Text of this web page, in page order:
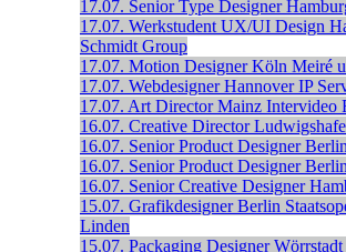
17.07. Senior Type Designer
17.07. Werkstudent UX/UI Design
Schmidt Group
17.07. Motion Designer Köln Meiré
17.07. Webdesigner Hannover IP
17.07. Art Director Mainz Intervideo
16.07. Creative Director
16.07. Senior Product Designer Berlin
16.07. Senior Product Designer Berlin
16.07. Senior Creative Designer
15.07. Grafikdesigner Berlin
Linden
15.07. Packaging Designer Wörrstadt